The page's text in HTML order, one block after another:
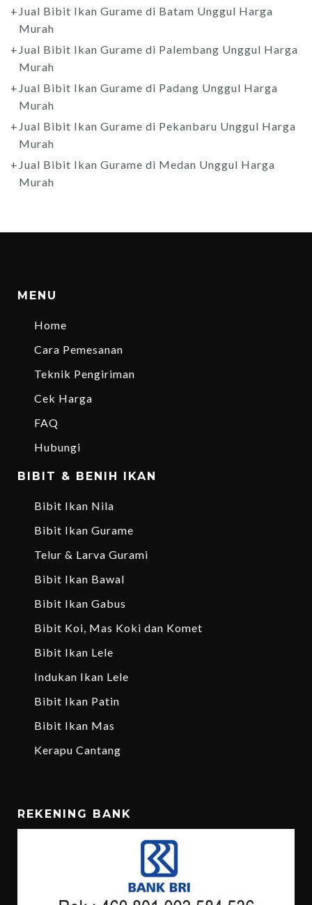
Jual Bibit Ikan Gurame di Batam Unggul Harga
Murah
Jual Bibit Ikan Gurame di Palembang Unggul Harga
Murah
Jual Bibit Ikan Gurame di Padang Unggul Harga
Murah
Jual Bibit Ikan Gurame di Pekanbaru Unggul Harga
Murah
Jual Bibit Ikan Gurame di Medan Unggul Harga
Murah
MENU
Home
Cara Pemesanan
Teknik Pengiriman
Cek Harga
FAQ
Hubungi
BIBIT & BENIH IKAN
Bibit Ikan Nila
Bibit Ikan Gurame
Telur & Larva Gurami
Bibit Ikan Bawal
Bibit Ikan Gabus
Bibit Koi, Mas Koki dan Komet
Bibit Ikan Lele
Indukan Ikan Lele
Bibit Ikan Patin
Bibit Ikan Mas
Kerapu Cantang
REKENING BANK